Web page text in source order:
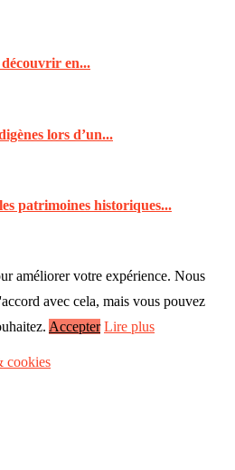
en...
lors d’un...
patrimoines historiques...
améliorer votre expérience. Nous
avec cela, mais vous pouvez
Accepter Lire plus
cookies